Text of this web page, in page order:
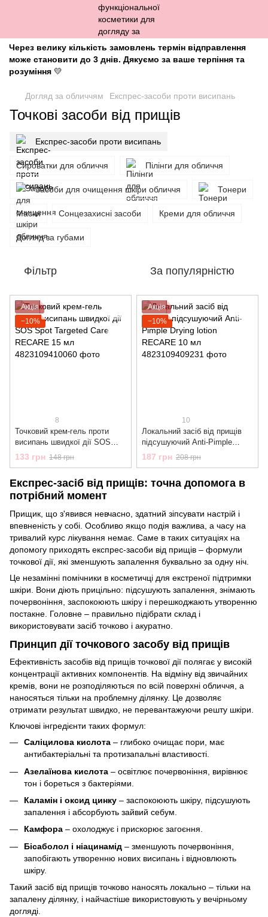
Через велику кількість замовлень термін відправлення
може становити до 3 днів. Дякуємо за ваше терпіння та
розуміння 💛
Догляд за обличчям Експрес-засоби проти висипань
Точкові засоби від прищів
Експрес-засоби проти висипань
Сироватки для обличчя Пілінги для обличчя
Засоби для очищення шкіри обличчя Тонери
Маски Сонцезахисні засоби Креми для обличчя
Догляд за губами
Фільтр За популярністю
Акція
−10%
8
Точковий крем-гель проти
висипань швидкої дії SOS
Spot Targeted Care RECARE
133 грн 148 грн
Акція
−10%
10
Локальний засіб від прищів
підсушуючий Anti-Pimple
Drying lotion RECARE 10 мл
187 грн 208 грн
Експрес-засіб від прищів: точна допомога в
потрібний момент
Прищик, що з'явився невчасно, здатний зіпсувати настрій і
впевненість у собі. Особливо якщо подія важлива, а часу на
тривалий курс лікування немає. Саме в таких ситуаціях на
допомогу приходять експрес-засоби від прищів – формули
точкової дії, які зменшують запалення буквально за одну ніч.
Це незамінні помічники в косметичці для екстреної підтримки
шкіри. Вони діють прицільно: підсушують запалення, знімають
почервоніння, заспокоюють шкіру і перешкоджають утворенню
постакне. Головне – правильно підібрати склад і
використовувати засіб точково і акуратно.
Принцип дії точкового засобу від прищів
Ефективність засобів від прищів точкової дії полягає у високій
концентрації активних компонентів. На відміну від звичайних
кремів, вони не розподіляються по всій поверхні обличчя, а
наносяться тільки на проблемну ділянку. Це дозволяє
отримати результат швидко, не перевантажуючи решту шкіри.
Ключові інгредієнти таких формул:
Саліцилова кислота – глибоко очищає пори, має
антибактеріальні та протизапальні властивості.
Азелаїнова кислота – освітлює почервоніння, вирівнює
тон і бореться з бактеріями.
Каламін і оксид цинку – заспокоюють шкіру, підсушують
запалення і абсорбують зайвий себум.
Камфора – охолоджує і прискорює загоєння.
Бісаболол і ніацинамід – зменшують почервоніння,
запобігають утворенню нових висипань і відновлюють
шкіру.
Такий засіб від прищів точково наносять локально – тільки на
запалену ділянку, і найчастіше використовують у вечірньому
догляді.